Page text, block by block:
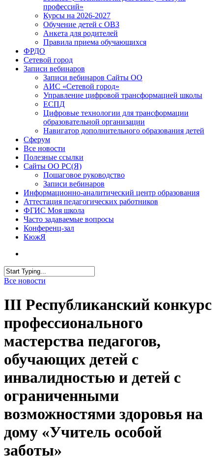
профессий»
Курсы на 2026-2027
Обучение детей с ОВЗ
Анкета для родителей
Правила приема обучающихся
ФРДО
Сетевой город
Записи вебинаров
Записи вебинаров Сайты ОО
АИС «Сетевой город»
Управление цифровой трансформацией школы
ЕСПД
Цифровые технологии для трансформации
образовательной организации
Навигатор дополнительного образования детей
Сферум
Все новости
Полезные ссылки
Сайты ОО РС(Я)
Пошаговое руководство
Записи вебинаров
Информационно-аналитический центр образования
Аттестация педагогических работников
ФГИС Моя школа
Часто задаваемые вопросы
Конференц-зал
КюжЯ
Все новости
III Республиканский конкурс
профессионального
мастерства педагогов,
обучающих детей с
инвалидностью и детей с
ограниченными
возможностями здоровья на
дому «Учитель особой
заботы»